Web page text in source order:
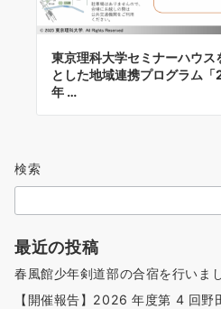
東京理科大学セミナーハウス
とした地域連携プログラム
年 …
検索
最近の投稿
春風館少年剣道部の合宿を行いま
【開催報告】2026 年度第 4 回野